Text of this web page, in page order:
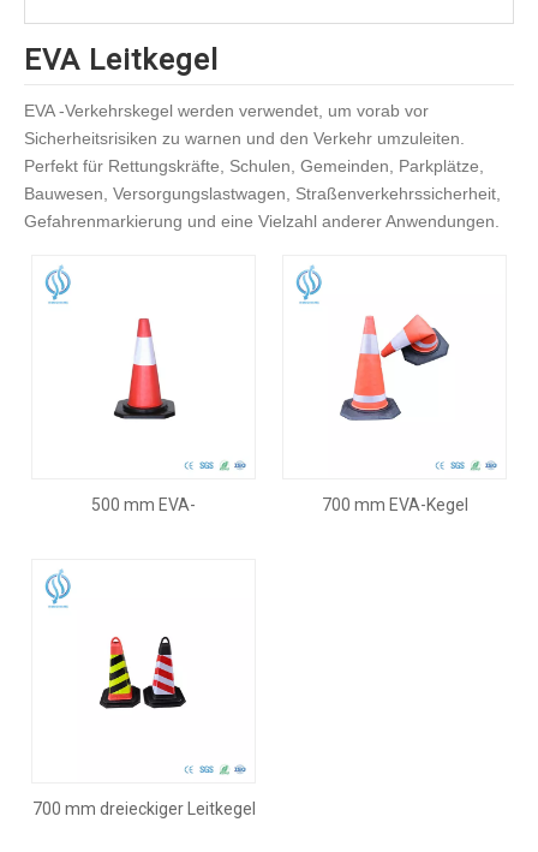
EVA Leitkegel
EVA -Verkehrskegel werden verwendet, um vorab vor
Sicherheitsrisiken zu warnen und den Verkehr umzuleiten.
Perfekt für Rettungskräfte, Schulen, Gemeinden, Parkplätze,
Bauwesen, Versorgungslastwagen, Straßenverkehrssicherheit,
Gefahrenmarkierung und eine Vielzahl anderer Anwendungen.
500 mm EVA-
700 mm EVA-Kegel
700 mm dreieckiger Leitkegel